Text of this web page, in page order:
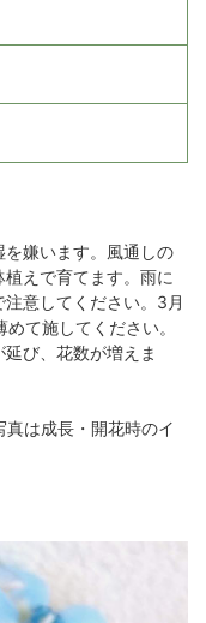
嫌います。風通しの
えで育てます。雨に
意してください。3月
て施してください。
び、花数が増えま
は成長・開花時のイ